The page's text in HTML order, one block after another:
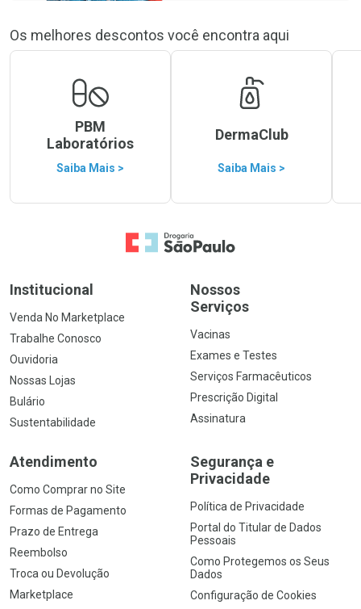
Os melhores descontos você encontra aqui
PBM
Laboratórios
Saiba Mais >
DermaClub
Saiba Mais >
Ir para a Home
Institucional
Venda No Marketplace
Trabalhe Conosco
Ouvidoria
Nossas Lojas
Bulário
Sustentabilidade
Nossos
Serviços
Vacinas
Exames e Testes
Serviços Farmacêuticos
Prescrição Digital
Assinatura
Atendimento
Como Comprar no Site
Formas de Pagamento
Prazo de Entrega
Reembolso
Troca ou Devolução
Marketplace
Segurança e
Privacidade
Política de Privacidade
Portal do Titular de Dados
Pessoais
Como Protegemos os Seus
Dados
Configuração de Cookies